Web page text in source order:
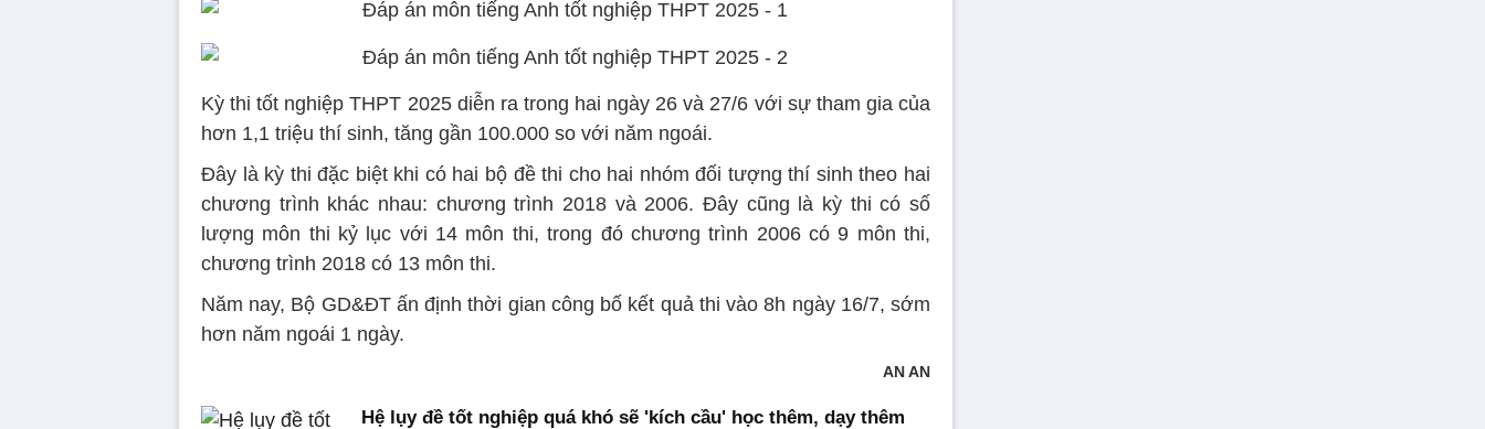
Kỳ thi tốt nghiệp THPT 2025 diễn ra trong hai ngày 26 và 27/6 với sự tham gia của
hơn 1,1 triệu thí sinh, tăng gần 100.000 so với năm ngoái.
Đây là kỳ thi đặc biệt khi có hai bộ đề thi cho hai nhóm đối tượng thí sinh theo hai
chương trình khác nhau: chương trình 2018 và 2006. Đây cũng là kỳ thi có số
lượng môn thi kỷ lục với 14 môn thi, trong đó chương trình 2006 có 9 môn thi,
chương trình 2018 có 13 môn thi.
Năm nay, Bộ GD&ĐT ấn định thời gian công bố kết quả thi vào 8h ngày 16/7, sớm
hơn năm ngoái 1 ngày.
AN AN
Hệ lụy đề tốt nghiệp quá khó sẽ 'kích cầu' học thêm, dạy thêm